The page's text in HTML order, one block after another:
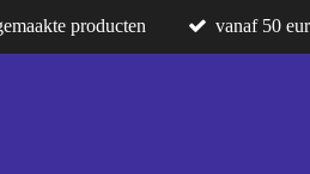
producten vanaf 50